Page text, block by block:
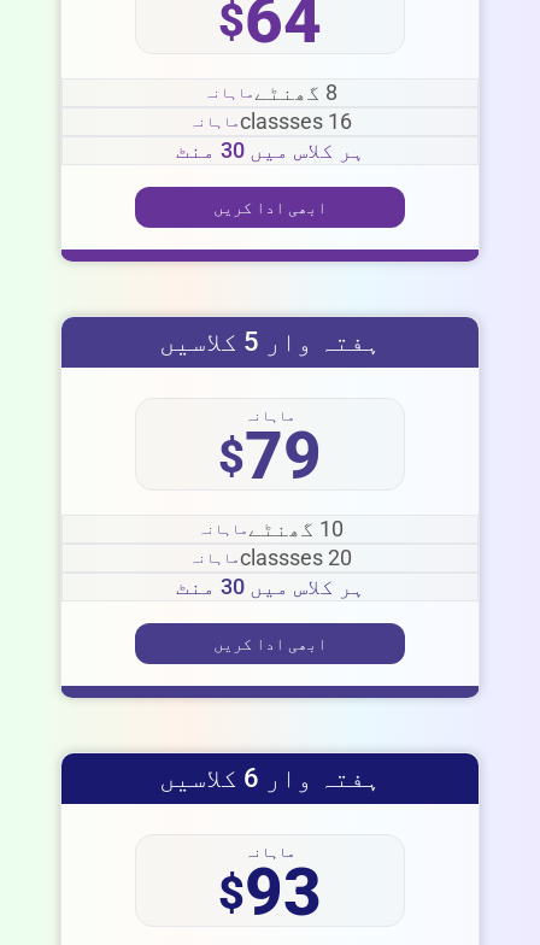
64
$
8 گھنٹے ماہانہ
16 classses ماہانہ
ہر کلاس میں 30 منٹ
ابھی ادا کریں
ہفتہ وار 5 کلاسیں
ماہانہ
79
$
10 گھنٹے ماہانہ
20 classses ماہانہ
ہر کلاس میں 30 منٹ
ابھی ادا کریں
ہفتہ وار 6 کلاسیں
ماہانہ
93
$